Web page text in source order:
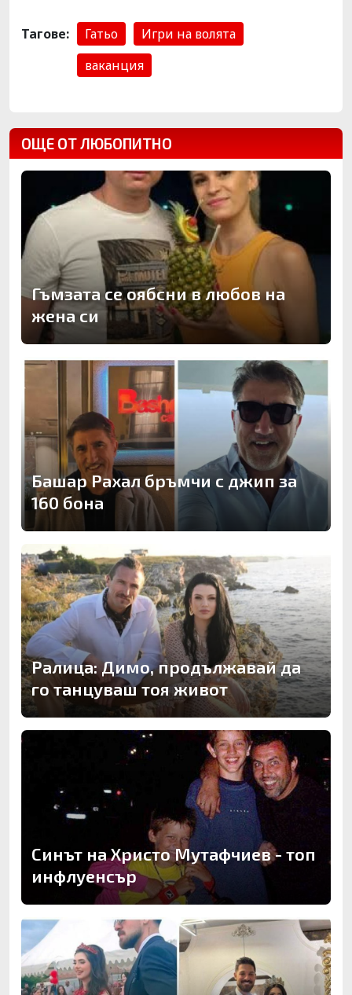
Тагове: Гатьо
Игри на волята
ваканция
ОЩЕ ОТ ЛЮБОПИТНО
Гъмзата се оябсни в любов на
жена си
Башар Рахал бръмчи с джип за
160 бона
Ралица: Димо, продължавай да
го танцуваш тоя живот
Синът на Христо Мутафчиев - топ
инфлуенсър